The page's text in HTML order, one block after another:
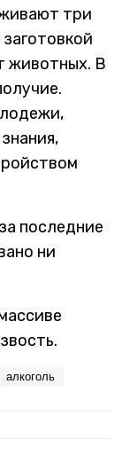
три
животных. В
последние
ни
алкоголь